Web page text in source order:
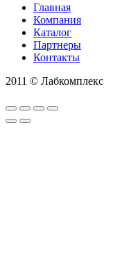
Главная
Компания
Каталог
Партнеры
Контакты
2011 © Лабкомплекс